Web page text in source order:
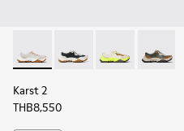
Karst 2 - K201836-002 - ร
Karst 2 - K201836-010
Karst 2 -Karst
Karst 2
THB8,550